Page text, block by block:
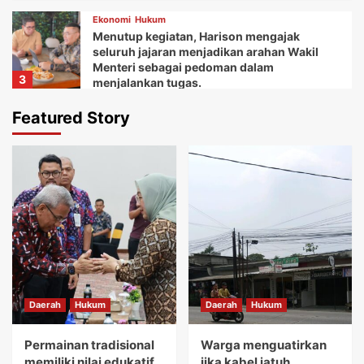
3
Ekonomi Hukum
Menutup kegiatan, Harison mengajak
seluruh jajaran menjadikan arahan Wakil
Menteri sebagai pedoman dalam
menjalankan tugas.
Daerah
Ketua Balai Adat Keariaan Tangerang Rd.
dukungan dan bantuan Bupati Tangerang
dan seluruh jajarannya.
5
Daerah Ekonomi
Kemudian Anna menuturkan acara Gebyar
festival Kuliner UMKM memberikan wadah
bagi koperasi dan pelaku usaha mikro.
Daerah Hukum
Permainan tradisional memiliki nilai
Featured Story
Daerah Hukum
Permainan tradisional
Daerah Hukum
Warga menguatirkan